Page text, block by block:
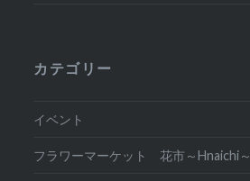
カテゴリー
イベント
フラワーマーケット 花市～Hnaichi～